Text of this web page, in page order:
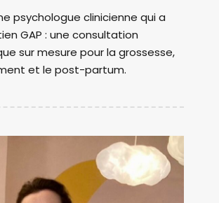
psychologue clinicienne qui a
GAP : une consultation
sur mesure pour la grossesse,
et le post-partum.